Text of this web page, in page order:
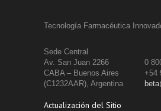
Tecnología Farmacéutica
Sede Central
Av. San Juan 2266
0
CABA – Buenos Aires
+54
(C1232AAR), Argentina
Actualización del Sitio